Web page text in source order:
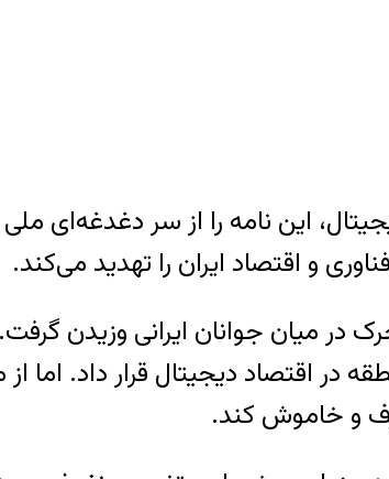
این نامه را از سر
و اقتصاد ایران را تهدید می‌کند.
از امید و تحرک در میان جوانان ایرانی
اقتصاد دیجیتال قرار داد. اما
و خاموش کند.